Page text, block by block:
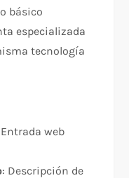
básico
especializada
tecnología
web
: Descripción de